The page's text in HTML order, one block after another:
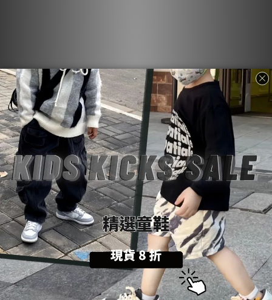
NEIGHBORHOOD x agnès
b. 聯名排扣連帽衫：極簡街
頭神作 2527270N-CSM01S
NT$11,350
裏原宿傳奇碰頭！
NEIGHBORHOOD x Y-3
IR6276 聯名高規格刺繡立領
NT$15,800